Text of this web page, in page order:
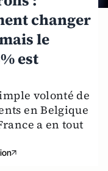
changer
le
est
volonté de
en Belgique
a en tout